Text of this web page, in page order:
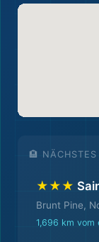
🏨
★★★
Brunt Pine,
1,696 km vom